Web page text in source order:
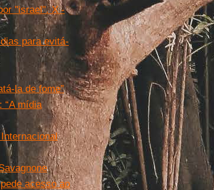
"israel". X -
para evitá-
la de fome”
“A mídia
acesso ao